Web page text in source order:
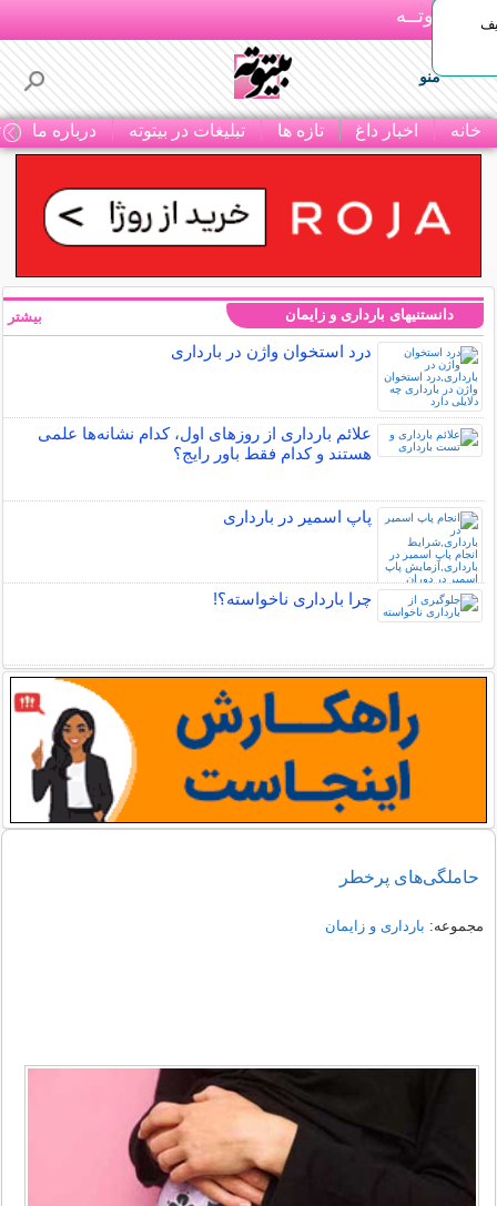
بـیتوتــه
منو
خانه اخبار داغ تازه ها تبلیغات در بیتوته درباره ما
دانستنیهای بارداری و زایمان
درد استخوان واژن در بارداری
علائم بارداری از روزهای اول، کدام نشانه‌ها علمی
هستند و کدام فقط باور رایج؟
پاپ اسمیر در بارداری
چرا بارداری ناخواسته؟!
بیشتر
حاملگی‌های پرخطر
مجموعه: بارداری و زایمان